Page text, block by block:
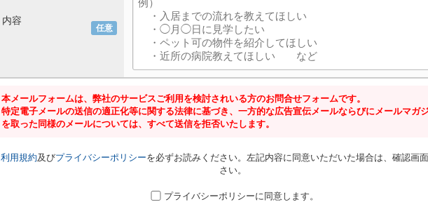
任意
内容
本メールフォームは、弊社のサービスご利用を検討されいる方のお問合せフォームです。
特定電子メールの送信の適正化等に関する法律に基づき、一方的な広告宣伝メールならびにメールマガ
を取った同様のメールについては、すべて送信を拒否いたします。
利用規約及びプライバシーポリシーを必ずお読みください。左記内容に同意いただいた場合は、確認画
さい。
プライバシーポリシーに同意します。